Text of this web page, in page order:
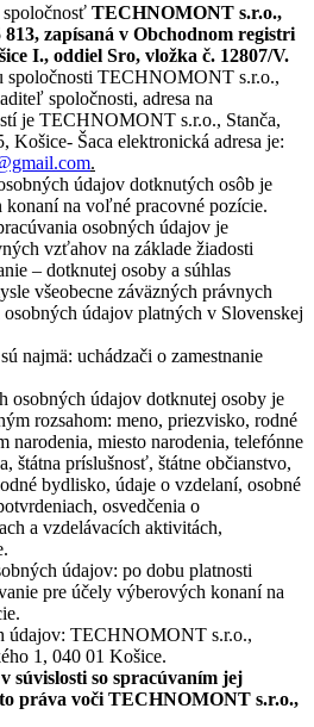
TECHNOMONT s.r.o.,
zapísaná v Obchodnom registri
I., oddiel Sro, vložka č. 12807/V.
spoločnosti TECHNOMONT s.r.o.,
spoločnosti, adresa na
je TECHNOMONT s.r.o., Stanča,
Šaca elektronická adresa je:
.
údajov dotknutých osôb je
konaní na voľné pracovné pozície.
osobných údajov je
vzťahov na základe žiadosti
– dotknutej osoby a súhlas
všeobecne záväzných právnych
údajov platných v Slovenskej
najmä: uchádzači o zamestnanie
osobných údajov dotknutej osoby je
rozsahom: meno, priezvisko, rodné
narodenia, miesto narodenia, telefónne
štátna príslušnosť, štátne občianstvo,
bydlisko, údaje o vzdelaní, osobné
osvedčenia o
a vzdelávacích aktivitách,
údajov: po dobu platnosti
pre účely výberových konaní na
údajov: TECHNOMONT s.r.o.,
1, 040 01 Košice.
súvislosti so spracúvaním jej
práva voči TECHNOMONT s.r.o.,